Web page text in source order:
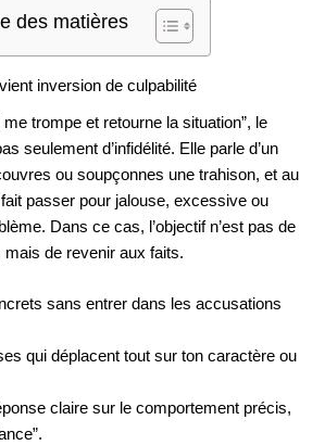
des matières
inversion de culpabilité
trompe et retourne la situation”, le
seulement d’infidélité. Elle parle d’un
ou soupçonnes une trahison, et au
fait passer pour jalouse, excessive ou
Dans ce cas, l’objectif n’est pas de
mais de revenir aux faits.
sans entrer dans les accusations
qui déplacent tout sur ton caractère ou
claire sur le comportement précis,